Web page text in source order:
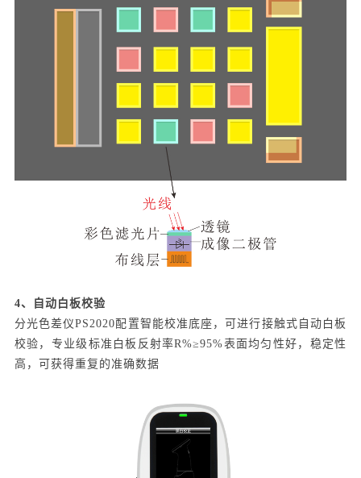
4、自动白板校验
分光色差仪PS2020配置智能校准底座，可进行接触式自动白板
校验，专业级标准白板反射率R%≥95%表面均匀性好，稳定性
高，可获得重复的准确数据